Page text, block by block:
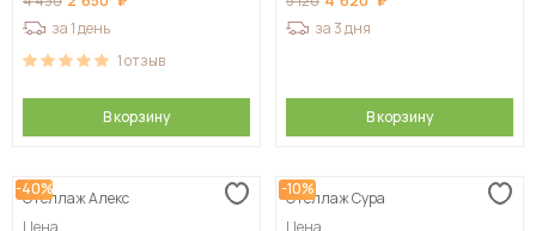
за 1 день
1отзыв
В корзину
за 3 дня
В корзину
-40%
Стеллаж Алекс
Цена
-10%
Стеллаж Сура
Цена